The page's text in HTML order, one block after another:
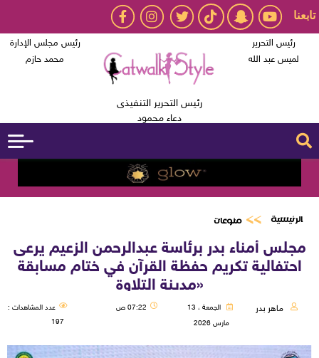
تابعنا
رئيس التحرير
لميس عبد الله
رئيس التحرير التنفيذى
دعاء محمود
رئيس مجلس الإدارة
محمد حازم
الرئيسية منوعات
مجلس أمناء بدر برئاسة عبدالرحمن الزعيم يرعى
احتفالية تكريم حفظة القرآن في ختام مسابقة
«مدينة التلاوة
ماهر بدر
الجمعة ، 13
مارس 2026
07:22 ص
عدد المشاهدات :
197